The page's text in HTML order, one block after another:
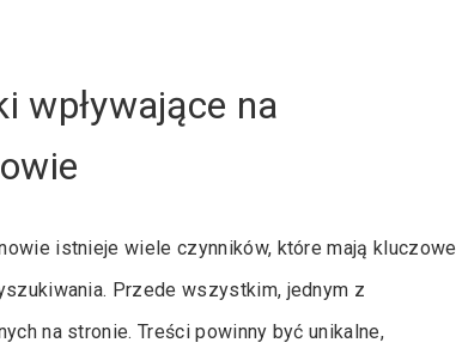
wpływające na
istnieje wiele czynników, które mają kluczowe
Przede wszystkim, jednym z
na stronie. Treści powinny być unikalne,